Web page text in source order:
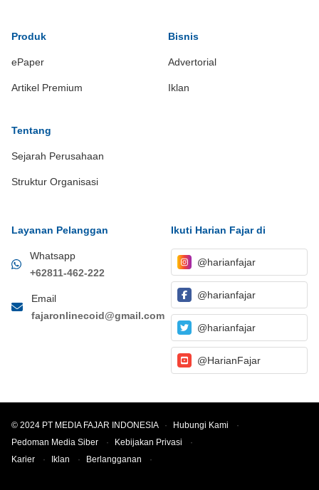
Produk
ePaper
Artikel Premium
Bisnis
Advertorial
Iklan
Tentang
Sejarah Perusahaan
Struktur Organisasi
Layanan Pelanggan
Whatsapp
+62811-462-222
Email
fajaronlinecoid@gmail.com
Ikuti Harian Fajar di
@harianfajar
@harianfajar
@harianfajar
@HarianFajar
© 2024 PT MEDIA FAJAR INDONESIA · Hubungi Kami
·
Pedoman Media Siber
· Kebijakan Privasi
·
Karier
· Iklan · Berlangganan ·